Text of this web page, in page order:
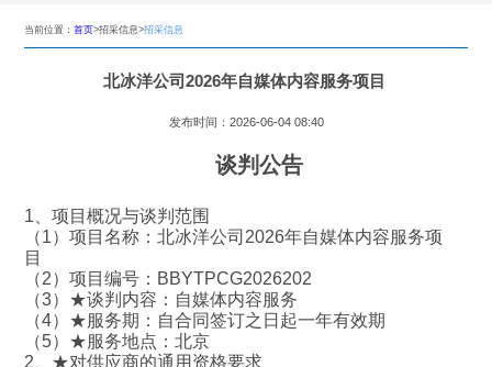
当前位置：首页>招采信息>招采信息
北冰洋公司2026年自媒体内容服务项目
发布时间：2026-06-04 08:40
谈判公告
1、项目概况与谈判范围
（1）项目名称：北冰洋公司2026年自媒体内容服务项
目
（2）项目编号：BBYTPCG2026202
（3）★谈判内容：自媒体内容服务
（4）★服务期：自合同签订之日起一年有效期
（5）★服务地点：北京
2、★对供应商的通用资格要求